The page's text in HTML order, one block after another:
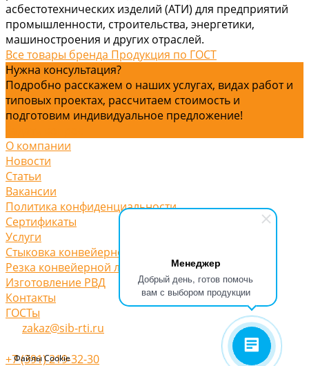
Менеджер
Добрый день, готов помочь
вам с выбором продукции
Файлы Cookie
асбестотехнических изделий (АТИ) для предприятий
промышленности, строительства, энергетики,
машиностроения и других отраслей.
Все товары бренда Продукция по ГОСТ
Нужна консультация?
Подробно расскажем о наших услугах, видах работ и
типовых проектах, рассчитаем стоимость и
подготовим индивидуальное предложение!
О компании
Новости
Статьи
Вакансии
Политика конфиденциальности
Сертификаты
Услуги
Стыковка конвейерной ленты
Резка конвейерной ленты
Изготовление РВД
Контакты
ГОСТы
zakaz@sib-rti.ru
+7 (391) 219-32-30